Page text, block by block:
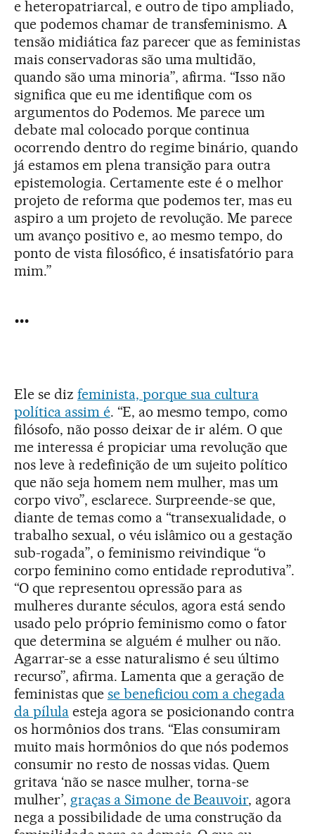
e heteropatriarcal, e outro de tipo ampliado,
que podemos chamar de transfeminismo. A
tensão midiática faz parecer que as feministas
mais conservadoras são uma multidão,
quando são uma minoria”, afirma. “Isso não
significa que eu me identifique com os
argumentos do Podemos. Me parece um
debate mal colocado porque continua
ocorrendo dentro do regime binário, quando
já estamos em plena transição para outra
epistemologia. Certamente este é o melhor
projeto de reforma que podemos ter, mas eu
aspiro a um projeto de revolução. Me parece
um avanço positivo e, ao mesmo tempo, do
ponto de vista filosófico, é insatisfatório para
mim.”
...
Ele se diz feminista, porque sua cultura
política assim é. “E, ao mesmo tempo, como
filósofo, não posso deixar de ir além. O que
me interessa é propiciar uma revolução que
nos leve à redefinição de um sujeito político
que não seja homem nem mulher, mas um
corpo vivo”, esclarece. Surpreende-se que,
diante de temas como a “transexualidade, o
trabalho sexual, o véu islâmico ou a gestação
sub-rogada”, o feminismo reivindique “o
corpo feminino como entidade reprodutiva”.
“O que representou opressão para as
mulheres durante séculos, agora está sendo
usado pelo próprio feminismo como o fator
que determina se alguém é mulher ou não.
Agarrar-se a esse naturalismo é seu último
recurso”, afirma. Lamenta que a geração de
feministas que se beneficiou com a chegada
da pílulaesteja agora se posicionando contra
os hormônios dos trans. “Elas consumiram
muito mais hormônios do que nós podemos
consumir no resto de nossas vidas. Quem
gritava ‘não se nasce mulher, torna-se
mulher’, graças a Simone de Beauvoir, agora
nega a possibilidade de uma construção da